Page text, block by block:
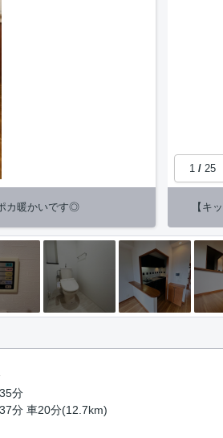
1/ 25
カ暖かいです◎ 【キ
分
分 車20分(12.7km)